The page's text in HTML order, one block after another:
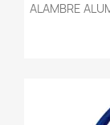
ALAMBRE